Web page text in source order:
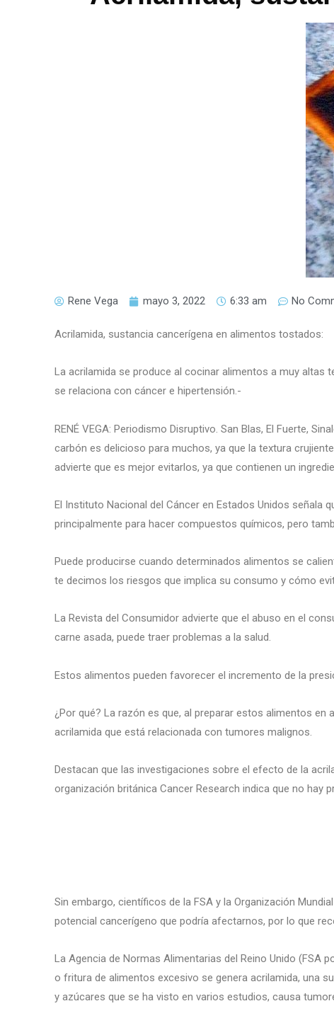
Rene Vega mayo 3, 2022 6:33 am No
Acrilamida, sustancia cancerígena en alimentos tostados:
La acrilamida se produce al cocinar alimentos a muy altas
se relaciona con cáncer e hipertensión.-
RENÉ VEGA: Periodismo Disruptivo. San Blas, El Fuerte,
carbón es delicioso para muchos, ya que la textura
advierte que es mejor evitarlos, ya que contienen un
El Instituto Nacional del Cáncer en Estados Unidos señala
principalmente para hacer compuestos químicos, pero
Puede producirse cuando determinados alimentos se
te decimos los riesgos que implica su consumo y cómo
La Revista del Consumidor advierte que el abuso en el
carne asada, puede traer problemas a la salud.
Estos alimentos pueden favorecer el incremento de la
¿Por qué? La razón es que, al preparar estos alimentos
acrilamida que está relacionada con tumores malignos.
Destacan que las investigaciones sobre el efecto de la
organización británica Cancer Research indica que no hay
Sin embargo, científicos de la FSA y la Organización
potencial cancerígeno que podría afectarnos, por lo que
La Agencia de Normas Alimentarias del Reino Unido (FSA
o fritura de alimentos excesivo se genera acrilamida, una
y azúcares que se ha visto en varios estudios, causa